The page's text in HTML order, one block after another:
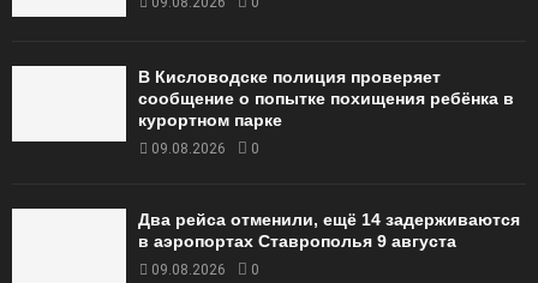
В Кисловодске полиция проверяет
сообщение о попытке похищения ребёнка в
курортном парке
09.08.2026 0
Два рейса отменили, ещё 14 задерживаются
в аэропортах Ставрополья 9 августа
09.08.2026 0